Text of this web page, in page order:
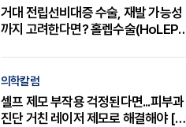
거대 전립선비대증 수술, 재발 가능성
까지 고려한다면? 홀렙수술(HoLEP)
의학칼럼
셀프 제모 부작용 걱정된다면...피부과
진단 거친 레이저 제모로 해결해야 [변